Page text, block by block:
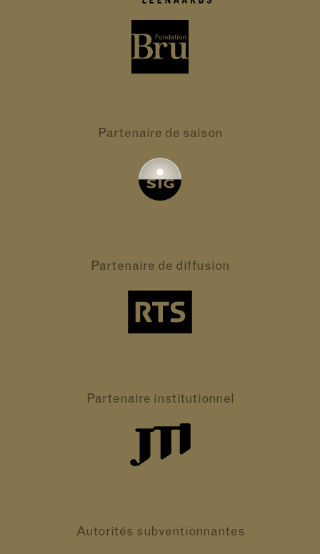
Partenaire de saison
Partenaire de diffusion
Partenaire institutionnel
Autorités subventionnantes